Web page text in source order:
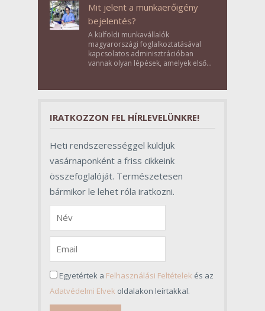
Mit jelent a munkaerőigény
bejelentés?
A külföldi munkavállalók
magyarországi foglalkoztatásával
kapcsolatos adminisztrációban
vannak olyan lépések, amelyek első
szerepet töltenek be az egész
IRATKOZZON FEL HÍRLEVELÜNKRE!
Heti rendszerességgel küldjük
vasárnaponként a friss cikkeink
összefoglalóját. Természetesen
bármikor le lehet róla iratkozni.
Egyetértek a Felhasználási Feltételek és az
Adatvédelmi Elvek oldalakon leírtakkal.